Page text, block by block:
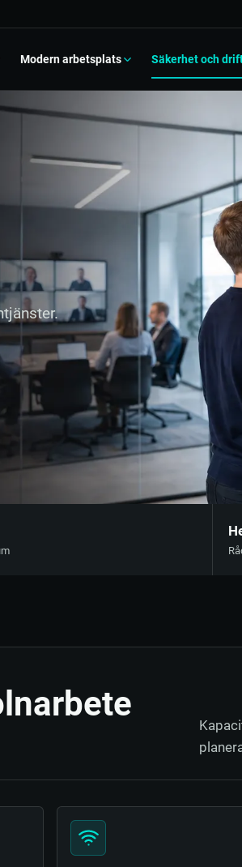
flöde
lösningar
Modern arbetsplats
Samarbete, struktur och adoption
SharePoint
Kunskap, dokument och intranät
Flytt till Microsoft 365
Dynamics 365
Affärsprocesser och gemensam data
Säkerhet och
Identitet, åtkomst och information
NIS2-checklista
Från krav till prioriterad åtgärd
Datorer och mobiler
Enheter som följer reglerna
Unifi
Stabilt och överblickbart nätverk
Nätverk
Infrastruktur för molnarbete
Kundlösningar
Digitala Kompetenslyft
Kunskap och smarta verktyg
Webinar och
FAQ
Kontakt